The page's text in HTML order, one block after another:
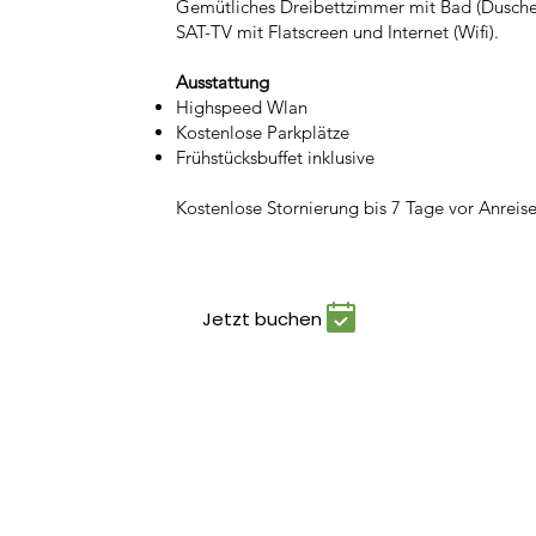
Gemütliches Dreibettzimmer mit Bad
SAT-TV mit Flatscreen und Internet (Wifi).​
Ausstattung
Highspeed Wlan
Kostenlose Parkplätze
Frühstücksbuffet inklusive
Kostenlose Stornierung bis 7 Tage vor Anreise
Jetzt buchen